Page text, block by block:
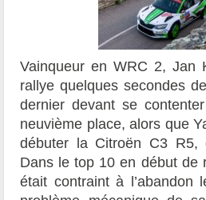
Vainqueur en WRC 2, Jan
rallye quelques secondes
dernier devant se
neuvième place, alors que
débuter la Citroën C3 R5,
Dans le top 10 en début de
était contraint à l’abandon